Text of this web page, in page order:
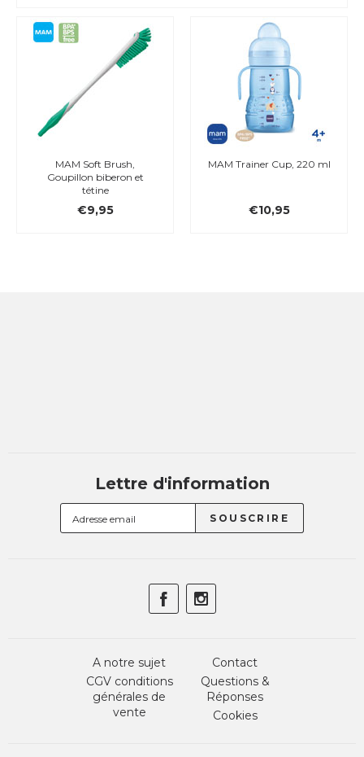
MAM Soft Brush,
Goupillon biberon et
tétine
€9,95
MAM Trainer Cup, 220 ml
€10,95
Lettre d'information
A notre sujet
CGV conditions
générales de
vente
Contact
Questions &
Réponses
Cookies